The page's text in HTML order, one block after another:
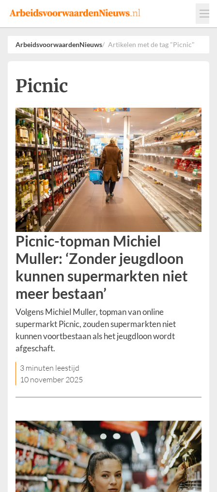
Events
Adverteren
Leveranciers
ArbeidsvoorwaardenNieuws Artikelen met de tag "Picnic"
Picnic
Picnic-topman Michiel
Muller: ‘Zonder jeugdloon
kunnen supermarkten niet
meer bestaan’
Volgens Michiel Muller, topman van online
supermarkt Picnic, zouden supermarkten niet
kunnen voortbestaan als het jeugdloon wordt
afgeschaft.
3 minuten leestijd
10 november 2025